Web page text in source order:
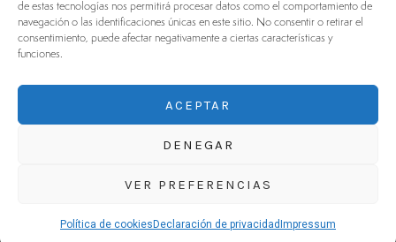
de estas tecnologías nos permitirá procesar datos como el comportamiento de
navegación o las identificaciones únicas en este sitio. No consentir o retirar el
consentimiento, puede afectar negativamente a ciertas características y
funciones.
ACEPTAR
DENEGAR
VER PREFERENCIAS
Política de cookies Declaración de privacidad Impressum
INFO@DRV.ES
+34 902 100 021